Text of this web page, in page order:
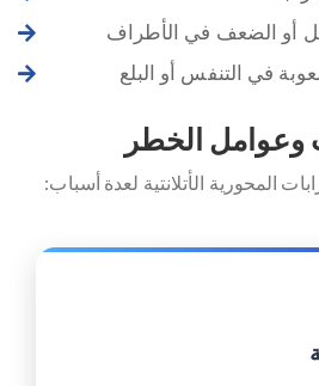
أو الضعف في الأطراف
في التنفس أو البلع
وعوامل الخطر
المحورية الأتلانتية لعدة أسباب: